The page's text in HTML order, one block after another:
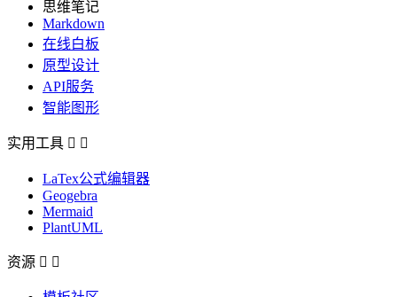
思维笔记
Markdown
在线白板
原型设计
API服务
智能图形
实用工具  
LaTex公式编辑器
Geogebra
Mermaid
PlantUML
资源  